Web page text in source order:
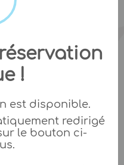
!
est disponible.
redirigé
le bouton ci-